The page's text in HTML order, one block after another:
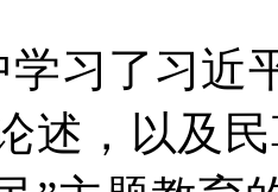
习了习近
述，以及